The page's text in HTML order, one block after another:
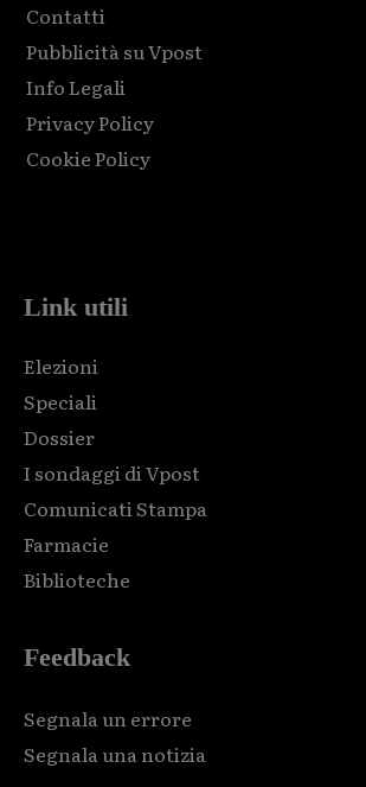
Contatti
Pubblicità su Vpost
Info Legali
Privacy Policy
Cookie Policy
Link utili
Elezioni
Speciali
Dossier
I sondaggi di Vpost
Comunicati Stampa
Farmacie
Biblioteche
Feedback
Segnala un errore
Segnala una notizia